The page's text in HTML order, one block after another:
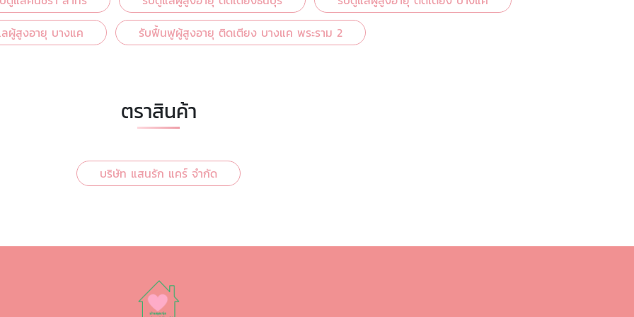
ผู้สูงอายุ บางแค
รับฟื้นฟูผู้สูงอายุ ติดเตียง บางแค พระราม 2
ตราสินค้า
บริษัท แสนรัก แคร์ จำกัด